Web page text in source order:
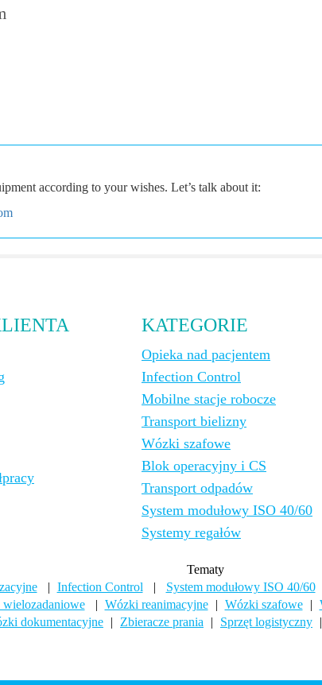
according to your wishes. Let’s talk about it:
KATEGORIE
Opieka nad pacjentem
Infection Control
Mobilne stacje robocze
Transport bielizny
Wózki szafowe
Blok operacyjny i CS
Transport odpadów
System modułowy ISO 40/60
Systemy regałów
Tematy
| Infection Control | System modułowy ISO 40/60
| Wózki reanimacyjne | Wózki szafowe |
dokumentacyjne | Zbieracze prania | Sprzęt logistyczny |